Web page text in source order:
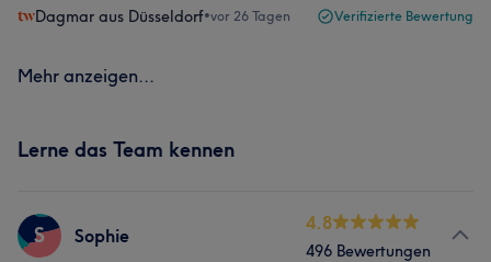
Dagmar aus Düsseldorf•vor 26 Tagen Verifizierte Bewertung
Mehr anzeigen...
Lerne das Team kennen
S Sophie
4.8
496 Bewertungen